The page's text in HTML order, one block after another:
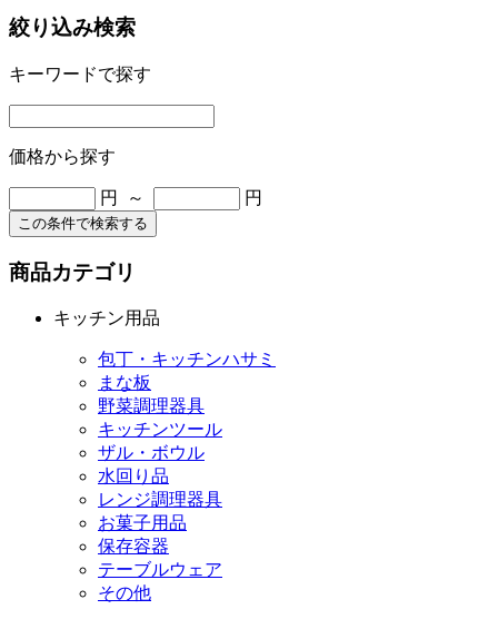
絞り込み検索
キーワードで探す
価格から探す
円 ～ 円
この条件で検索する
商品カテゴリ
キッチン用品
包丁・キッチンハサミ
まな板
野菜調理器具
キッチンツール
ザル・ボウル
水回り品
レンジ調理器具
お菓子用品
保存容器
テーブルウェア
その他